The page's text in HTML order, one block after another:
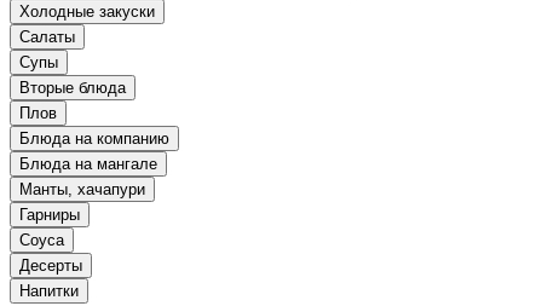
Холодные закуски
Салаты
Супы
Вторые блюда
Плов
Блюда на компанию
Блюда на мангале
Манты, хачапури
Гарниры
Соуса
Десерты
Напитки